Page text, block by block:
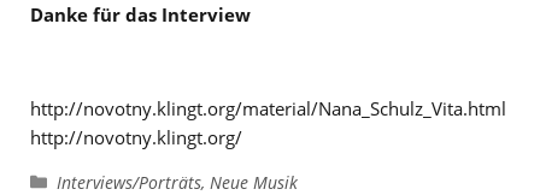
Danke für das Interview
http://novotny.klingt.org/material/Nana_Schulz_Vita.html
http://novotny.klingt.org/
Kategorien
Interviews/Porträts, Neue Musik